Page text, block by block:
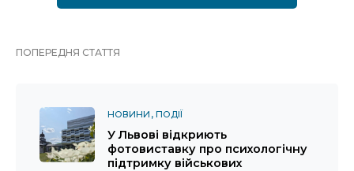
ПОПЕРЕДНЯ СТАТТЯ
НОВИНИ ПОДІЇ
У Львові відкриють
фотовиставку про психологічну
підтримку військових